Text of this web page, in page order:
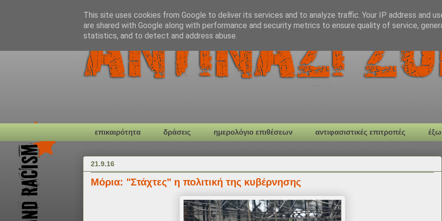
επικαιρότητα δράσεις ημερολόγιο επιθέσεων αντιφασιστικές επιτροπές έξω
21.9.16
Μόρια: "Στάχτες" η πολιτική της κυβέρνησης
This site uses cookies from Google to deliver its services and to analyze traffic. Your IP address and
are shared with Google along with performance and security metrics to ensure quality of service,
statistics, and to detect and address abuse.